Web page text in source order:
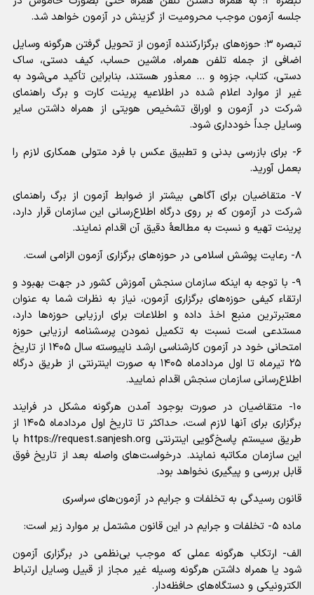
جلسه آزمون موجب محرومیت از گزینش در آزمون خواهد شد.
تبصره ۳: حوزه‌های برگزارکننده آزمون از تحویل گرفتن هرگونه وسایل
اضافی از جمله تلفن همراه، ماشین حساب، کیف دستی، ساک
دستی، کتاب، جزوه و … معذور هستند، بنابراین تأکید می‌شود به
غیر از موارد اعلام شده در اطلاعیه پرینت کارت و برگ راهنمای
شرکت در آزمون و اوراق تشخیص هویتی از همراه داشتن سایر
وسایل جداً خودداری شود.
۶- برای بازرسی بدنی و تطبیق عکس با فرد متولی همکاری لازم را
بعمل آورید.
۷- متقاضیان برای آگاهی بیشتر از ضوابط آزمون از برگ راهنمای
شرکت در آزمون که بر روی درگاه اطلاع‌رسانی این سازمان قرار دارد،
پرینت تهیه و نسبت به مطالعۀ دقیق آن اقدام نمایند.
۸- رعایت پوشش اسلامی در حوزه‌های برگزاری آزمون الزامی است.
۹- با توجه به اینکه سازمان سنجش آموزش کشور در جهت بهبود و
ارتقاء کیفی حوزه‌های برگزاری آزمون، نیاز به نظرات شما به عنوان
معتبرترین منبع اخذ داده و اطلاعات برای ارزیابی حوزه‌ها دارد،
مستدعی است نسبت به تکمیل نمودن پرسشنامه ارزیابی حوزه
امتحانی خود در آزمون کارشناسی ارشد ناپیوسته سال ۱۴۰۵ از تاریخ
۲۵ تیرماه تا اول مردادماه ۱۴۰۵ به صورت اینترنتی از طریق درگاه
اطلاع‌رسانی سازمان سنجش اقدام نمایید.
۱۰- متقاضیان در صورت بوجود آمدن هرگونه مشکل در فرایند
برگزاری برای آنها لازم است، حداکثر تا تاریخ اول مردادماه ۱۴۰۵ از
طریق سیستم پاسخ‌گویی اینترنتی https://request.sanjesh.org با
این سازمان مکاتبه نمایند. درخواست‌های واصله بعد از تاریخ فوق
قابل بررسی و پیگیری نخواهد بود.
قانون رسیدگی به تخلفات و جرایم در آزمون‌های سراسری
ماده ۵- تخلفات و جرایم در این قانون مشتمل بر موارد زیر است:
الف- ارتکاب هرگونه عملی که موجب بی‌نظمی در برگزاری آزمون
شود یا همراه داشتن هرگونه وسیله غیر مجاز از قبیل وسایل ارتباط
الکترونیکی و دستگاه‌های حافظه‌دار.